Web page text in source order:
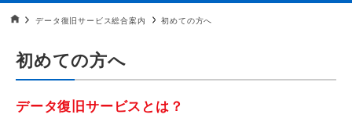
データ復旧HOME
データ復旧サービス総合案内 初めての方へ
初めての方へ
データ復旧サービスとは？